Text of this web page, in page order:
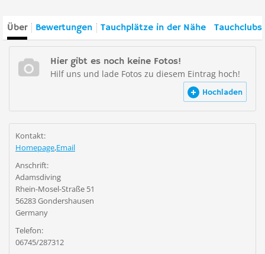
Über Bewertungen Tauchplätze in der Nähe
Hier gibt es noch keine Fotos!
Hilf uns und lade Fotos zu diesem Eintrag hoch!
Hochladen
Kontakt:
Homepage,Email
Anschrift:
Adamsdiving
Rhein-Mosel-Straße 51
56283 Gondershausen
Germany
Telefon:
06745/287312